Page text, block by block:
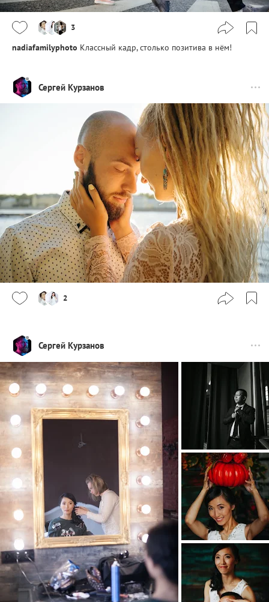
3
nadiafamilyphoto Классный кадр, столько позитива в нём!
Сергей Курзанов
2
Сергей Курзанов